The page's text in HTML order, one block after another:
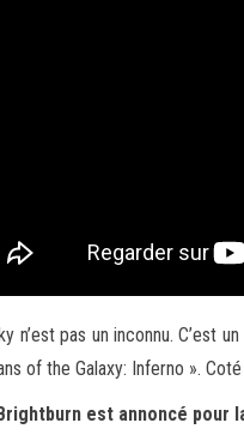
n’est pas un inconnu. C’est
of the Galaxy: Inferno ».
est annoncé pour